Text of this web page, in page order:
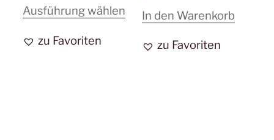
Ausführung wählenDieses
weist
zu Favoriten
In den Warenkorb
zu Favoriten